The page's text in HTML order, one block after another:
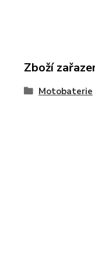
Zboží
Motobaterie